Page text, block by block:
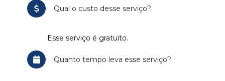
Qual o custo desse serviço?
Esse serviço é gratuito.
Quanto tempo leva esse serviço?